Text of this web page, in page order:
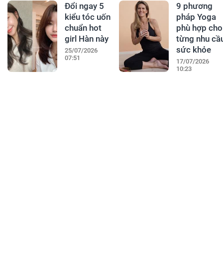
Đổi ngay 5
kiểu tóc uốn
chuẩn hot
girl Hàn này
25/07/2026
07:51
9 phương
pháp Yoga
phù hợp cho
từng nhu
sức khỏe
17/07/2026
10:23